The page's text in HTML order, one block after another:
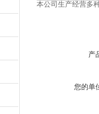
本公司生产经营多
产
您的单